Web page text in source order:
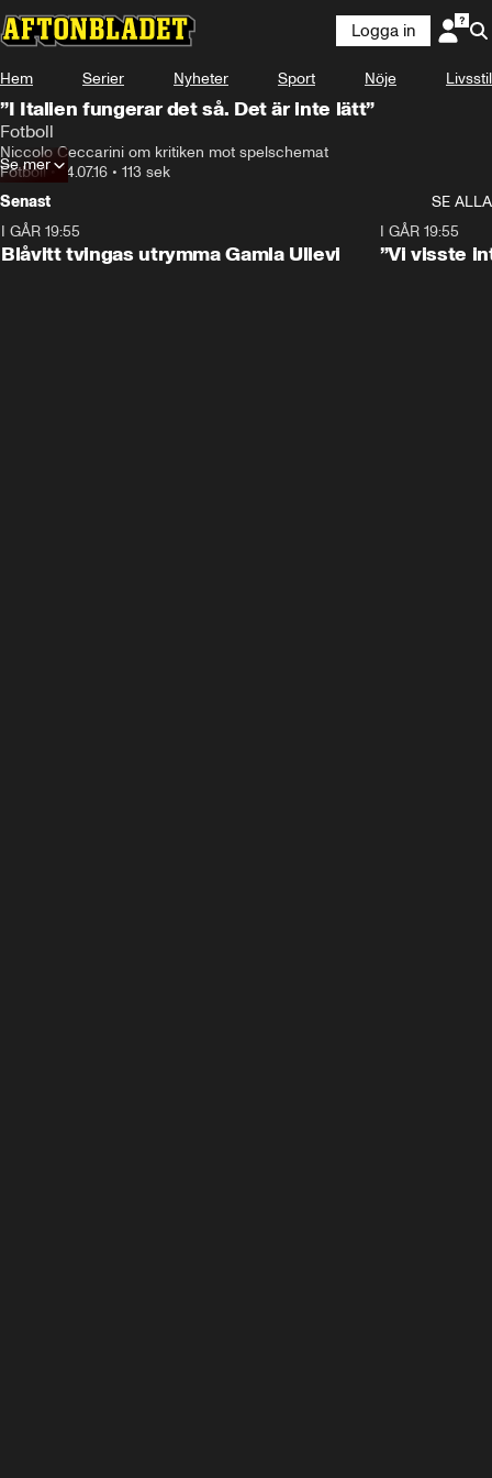
Logga in
Hem Serier Nyheter Sport Nöje Livsstil
”I Italien fungerar det så. Det är inte lätt”
Fotboll
Niccolo Ceccarini om kritiken mot spelschemat
Fotboll•14.07.16 • 113 sek
Se mer
Senast
SE ALLA
I GÅR 19:55
Blåvitt tvingas utrymma Gamla Ullevi
I GÅR 19:55
”Vi visste